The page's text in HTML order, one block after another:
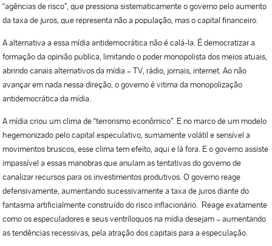
“agências de risco”, que pressiona sistematicamente o governo pelo aumento
da taxa de juros, que representa não a população, mas o capital financeiro.
A alternativa a essa mídia antidemocrática não é calá-la. É democratizar a
formação da opinião publica, limitando o poder monopolista dos meios atuais,
abrindo canais alternativos da mídia – TV, rádio, jornais, internet. Ao não
avançar em nada nessa direção, o governo é vitima da monopolização
antidemocrática da mídia.
A mídia criou um clima de “terrorismo econômico”. E no marco de um modelo
hegemonizado pelo capital especulativo, sumamente volátil e sensível a
movimentos bruscos, esse clima tem efeito, aqui e lá fora. E o governo assiste
impassível a essas manobras que anulam as tentativas do governo de
canalizar recursos para os investimentos produtivos. O governo reage
defensivamente, aumentando sucessivamente a taxa de juros diante do
fantasma artificialmente construído do risco inflacionário. Reage exatamente
como os especuladores e seus ventríloquos na mídia desejam – aumentando
as tendências recessivas, pela atração dos capitais para a especulação.